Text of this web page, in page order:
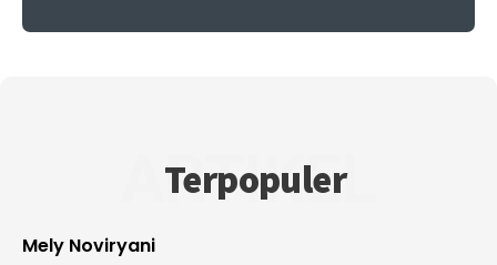
Terpopuler
ARTIKEL
Mely Noviryani